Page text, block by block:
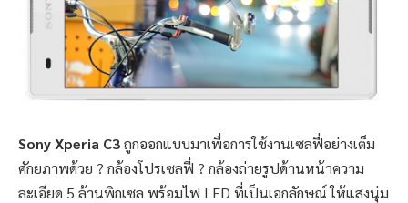
Sony Xperia C3ถูกออกแบบมาเพื่อการใช้งานเซลฟี่อย่างเต็ม
ศักยภาพด้วย ? กล้องโปรเซลฟี่ ? กล้องถ่ายรูปด้านหน้าความ
ละเอียด 5 ล้านพิกเซล พร้อมไฟ LED ที่เป็นเอกลักษณ์ ให้แสงนุ่ม